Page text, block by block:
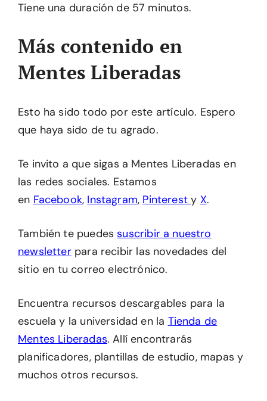
Tiene una duración de 57 minutos.
Más contenido en
Mentes Liberadas
Esto ha sido todo por este artículo. Espero
que haya sido de tu agrado.
Te invito a que sigas a Mentes Liberadas en
las redes sociales. Estamos
en Facebook, Instagram, Pinteresty X.
También te puedessuscribir a nuestro
newsletterpara recibir las novedades del
sitio en tu correo electrónico.
Encuentra recursos descargables para la
escuela y la universidad en la Tienda de
Mentes Liberadas. Allí encontrarás
planificadores, plantillas de estudio, mapas y
muchos otros recursos.